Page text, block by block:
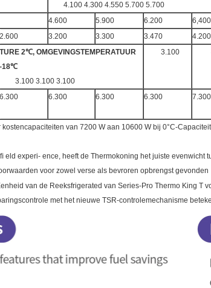
4.100 4.300 4.550 5.700 5.700
4.600
5.900 6.200 6,400
2.600 3.200 3.300 3.470 4.200
TURE 2℃, OMGEVINGSTEMPERATUUR
-18℃
3.100 3.100 3.100
3.100
6.300 6.300 6.300 6.300 7.300
van 7200 W aan 10600 W bij 0°C-
eld experi- ence, heeft de Thermokoning het juiste evenwicht
voor zowel verse als bevroren opbrengst gevonden
met het nieuwe TSR-controlemechanisme